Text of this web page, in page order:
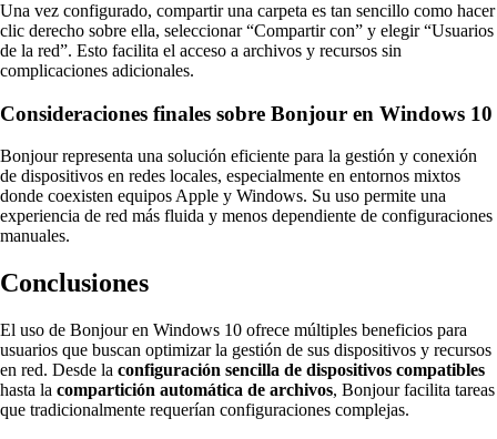
Una vez configurado, compartir una carpeta es tan sencillo como hacer
clic derecho sobre ella, seleccionar “Compartir con” y elegir “Usuarios
de la red”. Esto facilita el acceso a archivos y recursos sin
complicaciones adicionales.
Consideraciones finales sobre Bonjour en Windows 10
Bonjour representa una solución eficiente para la gestión y conexión
de dispositivos en redes locales, especialmente en entornos mixtos
donde coexisten equipos Apple y Windows. Su uso permite una
experiencia de red más fluida y menos dependiente de configuraciones
manuales.
Conclusiones
El uso de Bonjour en Windows 10 ofrece múltiples beneficios para
usuarios que buscan optimizar la gestión de sus dispositivos y recursos
en red. Desde la configuración sencilla de dispositivos compatibles
hasta la compartición automática de archivos, Bonjour facilita tareas
que tradicionalmente requerían configuraciones complejas.